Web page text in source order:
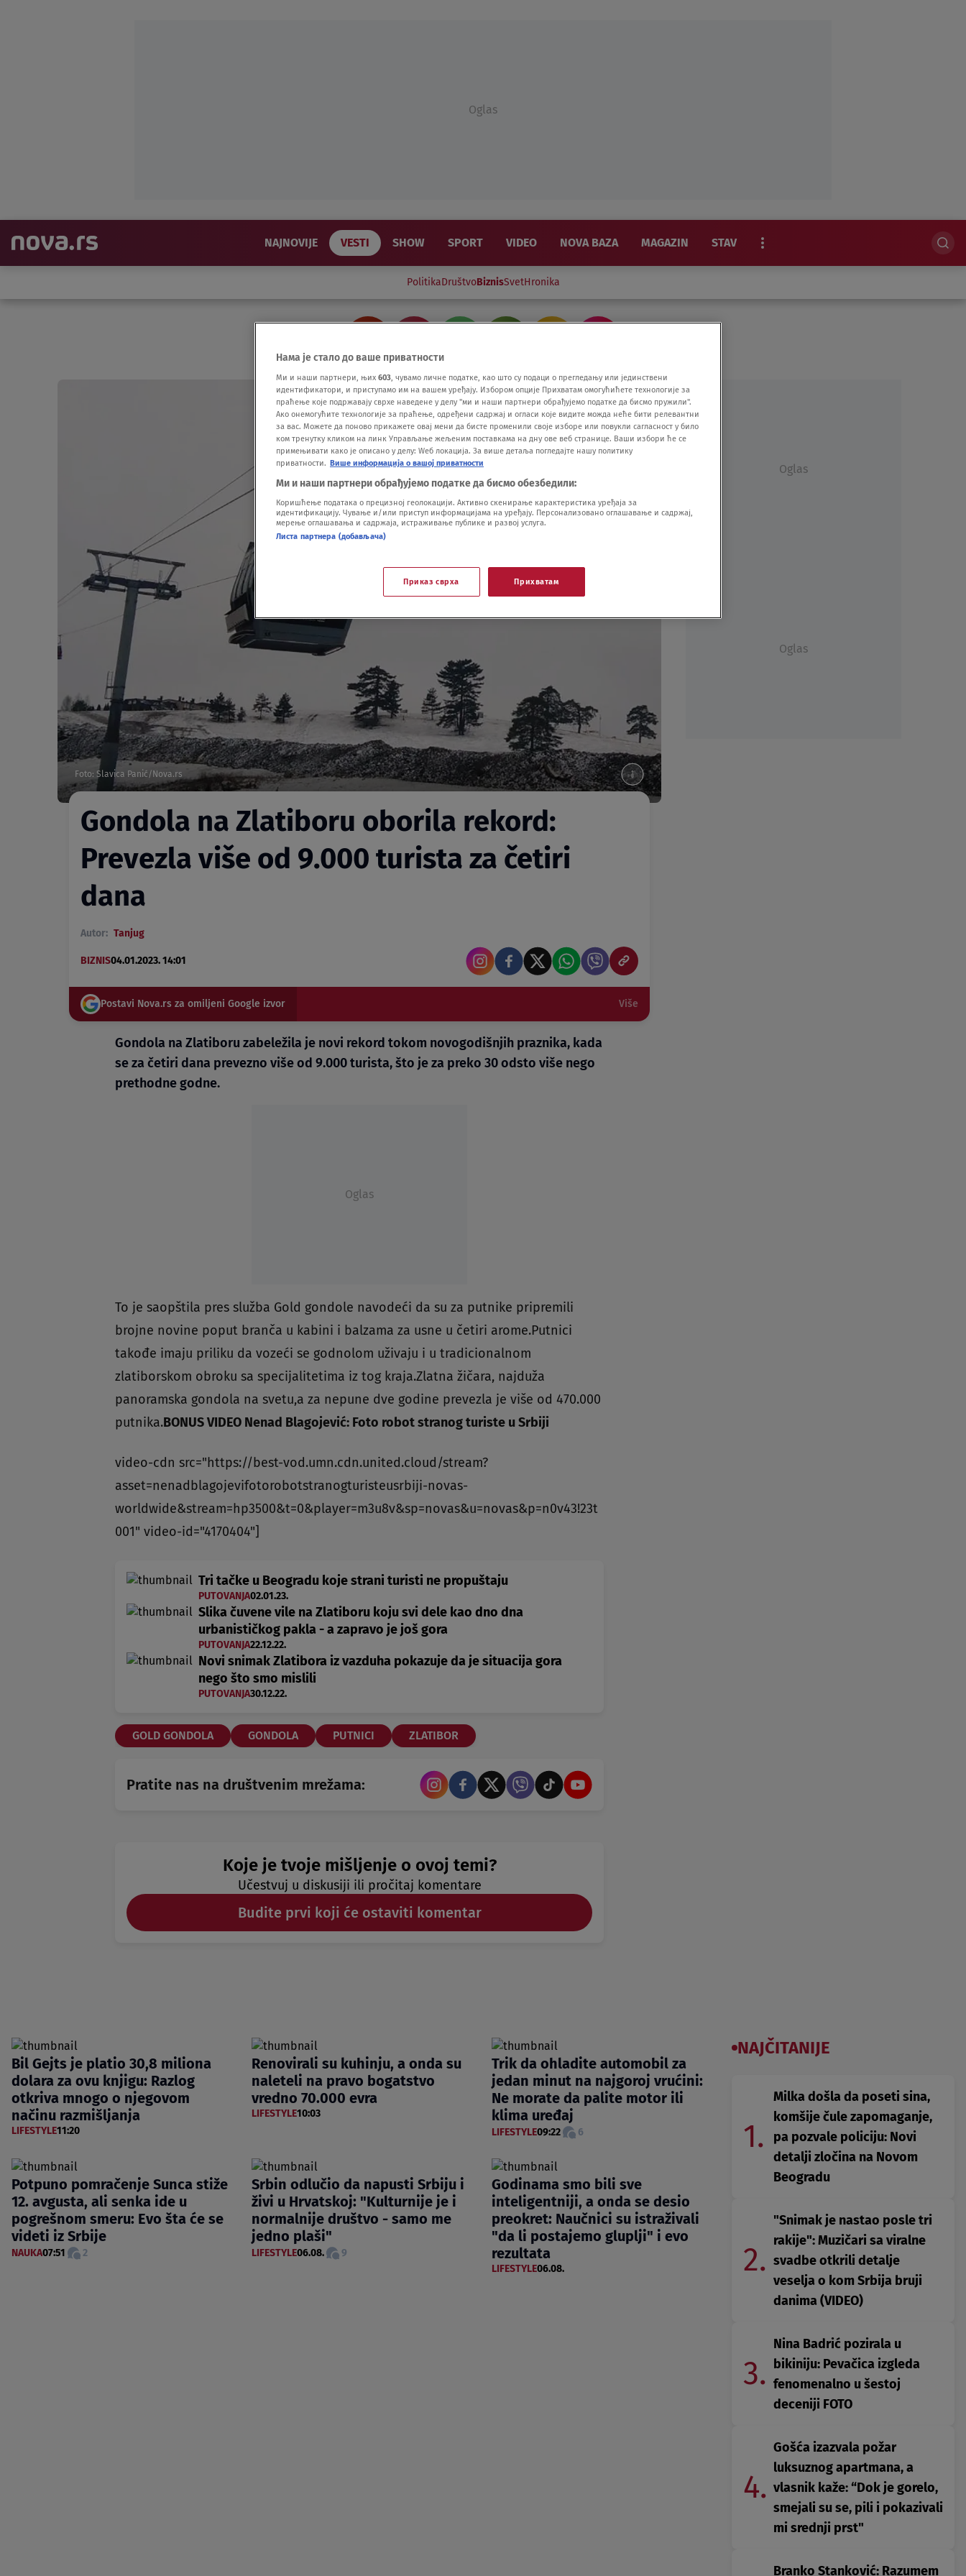
Oglas
NAJNOVIJE VESTI SHOW SPORT VIDEO NOVA BAZA MAGAZIN STAV
PolitikaDruštvoBiznisSvetHronika
Foto: Slavica Panić/Nova.rs
Gondola na Zlatiboru oborila rekord:
Prevezla više od 9.000 turista za četiri
dana
Autor: Tanjug
BIZNIS04.01.2023. 14:01
Postavi Nova.rs za omiljeni Google izvor Više
Gondola na Zlatiboru zabeležila je novi rekord tokom novogodišnjih praznika, kada
se za četiri dana prevezno više od 9.000 turista, što je za preko 30 odsto više nego
prethodne godne.
Oglas
To je saopštila pres služba Gold gondole navodeći da su za putnike pripremili
brojne novine poput branča u kabini i balzama za usne u četiri arome.Putnici
takođe imaju priliku da vozeći se godnolom uživaju i u tradicionalnom
zlatiborskom obroku sa specijalitetima iz tog kraja.Zlatna žičara, najduža
panoramska gondola na svetu,a za nepune dve godine prevezla je više od 470.000
putnika.BONUS VIDEO Nenad Blagojević: Foto robot stranog turiste u Srbiji
video-cdn src="https://best-vod.umn.cdn.united.cloud/stream?
asset=nenadblagojevifotorobotstranogturisteusrbiji-novas-
worldwide&stream=hp3500&t=0&player=m3u8v&sp=novas&u=novas&p=n0v43!23t
001" video-id="4170404"]
Tri tačke u Beogradu koje strani turisti ne propuštaju
PUTOVANJA02.01.23.
Slika čuvene vile na Zlatiboru koju svi dele kao dno dna
urbanističkog pakla - a zapravo je još gora
PUTOVANJA22.12.22.
Novi snimak Zlatibora iz vazduha pokazuje da je situacija gora
nego što smo mislili
PUTOVANJA30.12.22.
GOLD GONDOLA GONDOLA PUTNICI ZLATIBOR
Pratite nas na društvenim mrežama:
Koje je tvoje mišljenje o ovoj temi?
Učestvuj u diskusiji ili pročitaj komentare
Budite prvi koji će ostaviti komentar
Oglas
Oglas
Bil Gejts je platio 30,8 miliona
dolara za ovu knjigu: Razlog
otkriva mnogo o njegovom
načinu razmišljanja
LIFESTYLE11:20
Renovirali su kuhinju, a onda su
naleteli na pravo bogatstvo
vredno 70.000 evra
LIFESTYLE10:03
Trik da ohladite automobil za
jedan minut na najgoroj vrućini:
Ne morate da palite motor ili
klima uređaj
LIFESTYLE09:22 6
Potpuno pomračenje Sunca stiže
12. avgusta, ali senka ide u
pogrešnom smeru: Evo šta će se
videti iz Srbije
NAUKA07:51 2
Srbin odlučio da napusti Srbiju i
živi u Hrvatskoj: "Kulturnije je i
normalnije društvo - samo me
jedno plaši"
LIFESTYLE06.08. 9
Godinama smo bili sve
inteligentniji, a onda se desio
preokret: Naučnici su istraživali
"da li postajemo gluplji" i evo
rezultata
LIFESTYLE06.08.
NAJČITANIJE
1.
Milka došla da poseti sina,
komšije čule zapomaganje,
pa pozvale policiju: Novi
detalji zločina na Novom
Beogradu
2.
"Snimak je nastao posle tri
rakije": Muzičari sa viralne
svadbe otkrili detalje
veselja o kom Srbija bruji
danima (VIDEO)
3.
Nina Badrić pozirala u
bikiniju: Pevačica izgleda
fenomenalno u šestoj
deceniji FOTO
4.
Gošća izazvala požar
luksuznog apartmana, a
vlasnik kaže: “Dok je gorelo,
smejali su se, pili i pokazivali
mi srednji prst"
Branko Stanković: Razumem
Нама је стало до ваше приватности
Ми и наши партнери, њих 603, чувамо личне податке, као што су подаци о прегледању или јединствени
идентификатори, и приступамо им на вашем уређају. Избором опције Прихватам омогућићете технологије за
праћење које подржавају сврхе наведене у делу "ми и наши партнери обрађујемо податке да бисмо пружили".
Ако онемогућите технологије за праћење, одређени садржај и огласи које видите можда неће бити релевантни
за вас. Можете да поново прикажете овај мени да бисте променили своје изборе или повукли сагласност у било
ком тренутку кликом на линк Управљање жељеним поставкама на дну ове веб странице. Ваши избори ће се
примењивати како је описано у делу: Wеб локација. За више детаља погледајте нашу политику
приватности. Више информација о вашој приватности
Ми и наши партнери обрађујемо податке да бисмо обезбедили:
Коришћење података о прецизној геолокацији. Активно скенирање карактеристика уређаја за
идентификацију. Чување и/или приступ информацијама на уређају. Персонализовано оглашавање и садржај,
мерење оглашавања и садржаја, истраживање публике и развој услуга.
Листа партнера (добављача)
Приказ сврха Прихватам